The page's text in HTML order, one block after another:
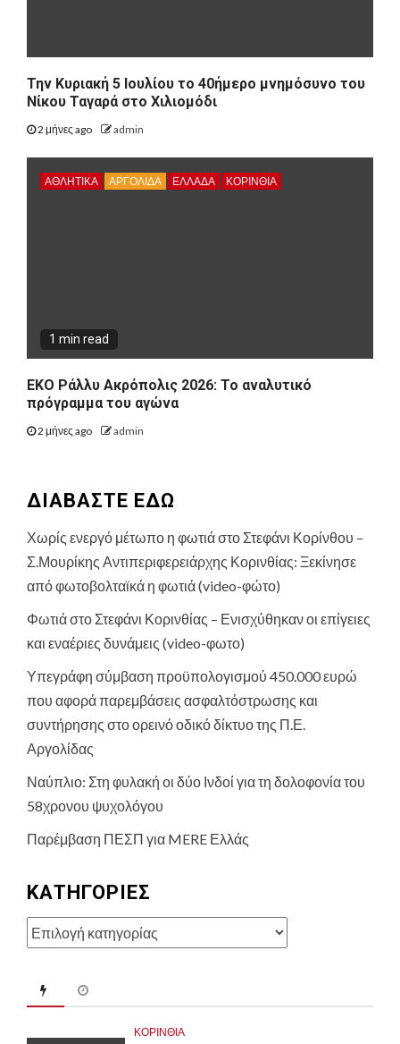
Την Κυριακή 5 Ιουλίου το 40ήμερο μνημόσυνο του
Νίκου Ταγαρά στο Χιλιομόδι
2 μήνες ago admin
ΑΘΛΗΤΙΚΑ ΑΡΓΟΛΙΔΑ ΕΛΛΑΔΑ ΚΟΡΙΝΘΊΑ
1 min read
ΕΚΟ Ράλλυ Ακρόπολις 2026: Το αναλυτικό
πρόγραμμα του αγώνα
2 μήνες ago admin
ΔΙΑΒΑΣΤΕ ΕΔΩ
Χωρίς ενεργό μέτωπο η φωτιά στο Στεφάνι Κορίνθου –
Σ.Μουρίκης Αντιπεριφερειάρχης Κορινθίας: Ξεκίνησε
από φωτοβολταϊκά η φωτιά (video-φώτο)
Φωτιά στο Στεφάνι Κορινθίας – Ενισχύθηκαν οι επίγειες
και εναέριες δυνάμεις (video-φωτο)
Υπεγράφη σύμβαση προϋπολογισμού 450.000 ευρώ
που αφορά παρεμβάσεις ασφαλτόστρωσης και
συντήρησης στο ορεινό οδικό δίκτυο της Π.Ε.
Αργολίδας
Ναύπλιο: Στη φυλακή οι δύο Ινδοί για τη δολοφονία του
58χρονου ψυχολόγου
Παρέμβαση ΠΕΣΠ για MERE Ελλάς
KΑΤΗΓΟΡΊΕΣ
Kατηγορίες
ΚΟΡΙΝΘΊΑ